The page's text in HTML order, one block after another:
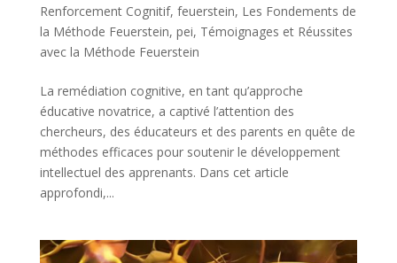
Renforcement Cognitif, feuerstein, Les Fondements de
la Méthode Feuerstein, pei, Témoignages et Réussites
avec la Méthode Feuerstein
La remédiation cognitive, en tant qu’approche
éducative novatrice, a captivé l’attention des
chercheurs, des éducateurs et des parents en quête de
méthodes efficaces pour soutenir le développement
intellectuel des apprenants. Dans cet article
approfondi,...